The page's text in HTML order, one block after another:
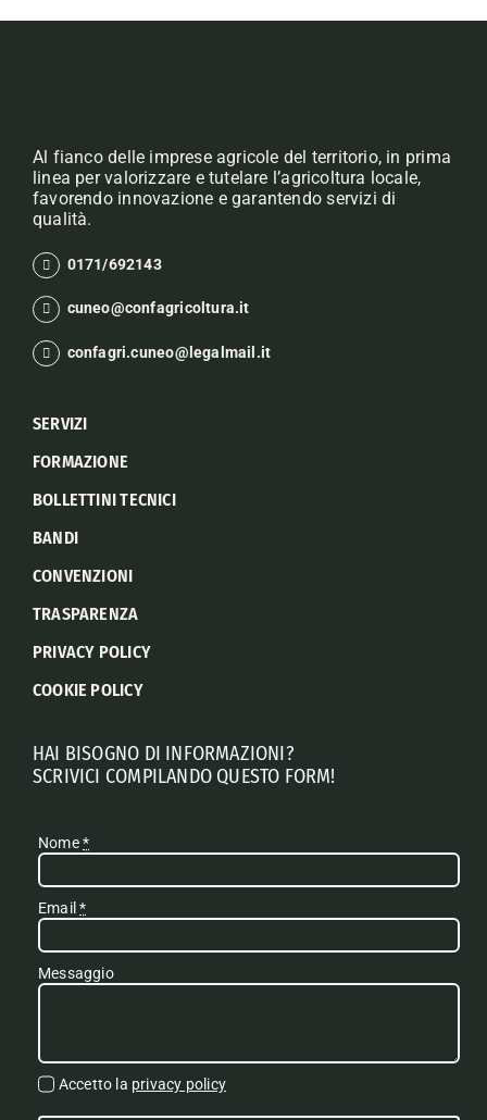
Al fianco delle imprese agricole del territorio, in prima
linea per valorizzare e tutelare l’agricoltura locale,
favorendo innovazione e garantendo servizi di
qualità.
0171/692143
cuneo@confagricoltura.it
confagri.cuneo@legalmail.it
SERVIZI
FORMAZIONE
BOLLETTINI TECNICI
BANDI
CONVENZIONI
TRASPARENZA
PRIVACY POLICY
COOKIE POLICY
HAI BISOGNO DI INFORMAZIONI?
SCRIVICI COMPILANDO QUESTO FORM!
Nome*
Email*
Messaggio
Accetto la privacy policy